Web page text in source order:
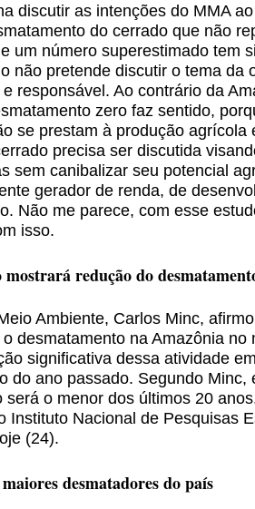
discutir as intenções do MMA
do cerrado que não
um número superestimado tem
não pretende discutir o tema da
responsável. Ao contrário da
zero faz sentido,
se prestam à produção agrícola
precisa ser discutida
sem canibalizar seu potencial
gerador de renda, de
Não me parece, com esse
isso.
redução do
Ambiente, Carlos Minc,
desmatamento na Amazônia no
significativa dessa atividade
do ano passado. Segundo Minc,
será o menor dos últimos 20
Instituto Nacional de Pesquisas
(24).
desmatadores do país